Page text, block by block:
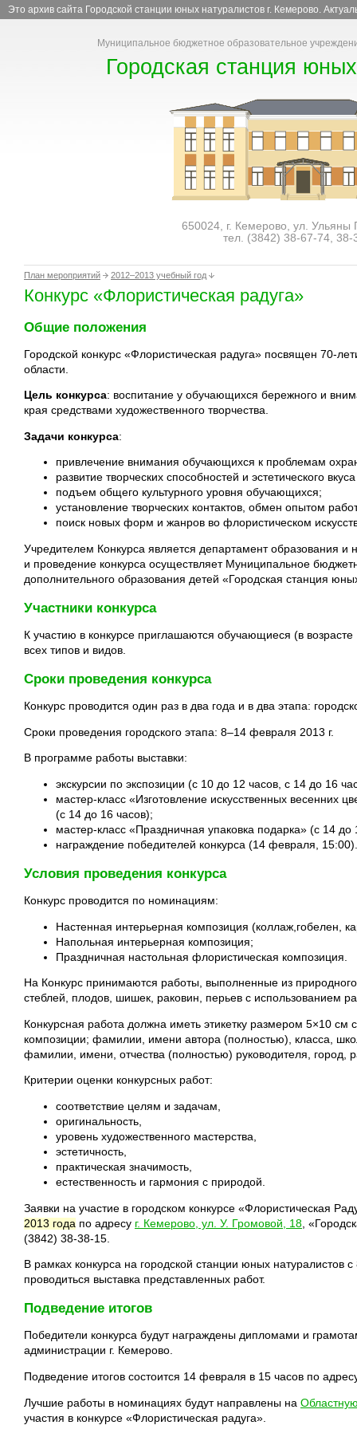
Это архив сайта Городской станции юных натуралистов г. Кемерово.
Муниципальное бюджетное образовательное
Городская станция
650024, г. Кемерово, ул. Ульяны
тел. (3842) 38-67-74, 38-
План мероприятий 2012–2013 учебный год
Конкурс «Флористическая радуга»
Общие положения
Городской конкурс «Флористическая радуга» посвящен 70-
области.
Цель конкурса: воспитание у обучающихся бережного и
края средствами художественного творчества.
Задачи конкурса:
привлечение внимания обучающихся к проблемам
развитие творческих способностей и эстетического
подъем общего культурного уровня обучающихся;
установление творческих контактов, обмен опытом
поиск новых форм и жанров во флористическом
Учредителем Конкурса является департамент образования и
и проведение конкурса осуществляет Муниципальное
дополнительного образования детей «Городская станция
Участники конкурса
К участию в конкурсе приглашаются обучающиеся (в
всех типов и видов.
Сроки проведения конкурса
Конкурс проводится один раз в два года и в два этапа:
Сроки проведения городского этапа: 8–14 февраля 2013 г.
В программе работы выставки:
экскурсии по экспозиции (с 10 до 12 часов, с 14 до 16
мастер-класс «Изготовление искусственных весенних
(с 14 до 16 часов);
мастер-класс «Праздничная упаковка подарка» (с 14 до
награждение победителей конкурса (14 февраля, 15:00).
Условия проведения конкурса
Конкурс проводится по номинациям:
Настенная интерьерная композиция (коллаж,гобелен,
Напольная интерьерная композиция;
Праздничная настольная флористическая композиция.
На Конкурс принимаются работы, выполненные из
стеблей, плодов, шишек, раковин, перьев с использованием
Конкурсная работа должна иметь этикетку размером 5×10 см
композиции; фамилии, имени автора (полностью), класса,
фамилии, имени, отчества (полностью) руководителя, город,
Критерии оценки конкурсных работ:
соответствие целям и задачам,
оригинальность,
уровень художественного мастерства,
эстетичность,
практическая значимость,
естественность и гармония с природой.
Заявки на участие в городском конкурсе «Флористическая
2013 года по адресу г. Кемерово, ул. У. Громовой, 18 ,
(3842) 38-38-15
В рамках конкурса на городской станции юных натуралистов
проводиться выставка представленных работ.
Подведение итогов
Победители конкурса будут награждены дипломами и
администрации г. Кемерово.
Подведение итогов состоится 14 февраля в 15 часов по
Лучшие работы в номинациях будут направлены на
участия в конкурсе «Флористическая радуга».